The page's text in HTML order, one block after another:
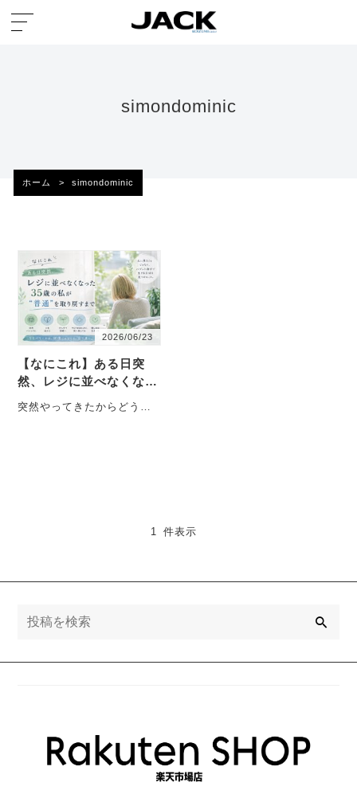
simondominic
ホーム > simondominic
2026/06/23
【なにこれ】ある日突
然、レジに並べなくなっ
た35歳の私が“普通”を
取り戻すまで
突然やってきたからどうし
1 件表示